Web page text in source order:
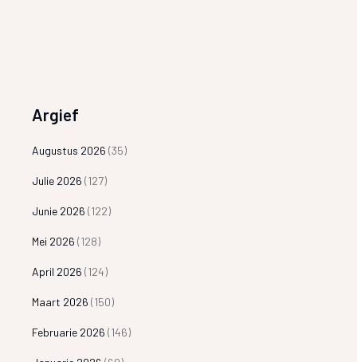
Argief
Augustus 2026 (35)
Julie 2026 (127)
Junie 2026 (122)
Mei 2026 (128)
April 2026 (124)
Maart 2026 (150)
Februarie 2026 (146)